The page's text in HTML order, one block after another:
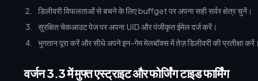
डिलीवरी विफलताओं से बचने के लिए buffget पर अपना सही सर्वर क्षेत्र चुनें।
सुरक्षित चेकआउट पेज पर अपना UID और पंजीकृत ईमेल दर्ज करें।
भुगतान पूरा करें और सीधे अपने इन-गेम मेलबॉक्स में तेज़ डिलीवरी की प्रतीक्षा करें।
वर्जन 3.3 में मुफ्त एस्ट्राइट और फोर्जिंग टाइड फार्मिंग